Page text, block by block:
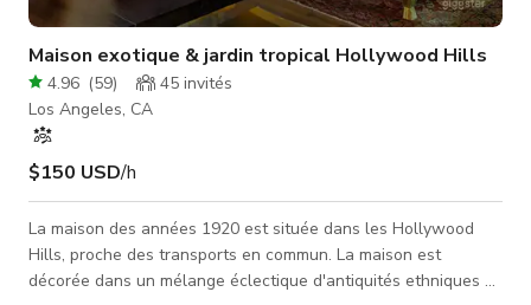
Maison exotique & jardin tropical Hollywood Hills
4.96 (59) 45 invités
Los Angeles, CA
$150 USD/h
La maison des années 1920 est située dans les Hollywood
Hills, proche des transports en commun. La maison est
décorée dans un mélange éclectique d'antiquités ethniques et